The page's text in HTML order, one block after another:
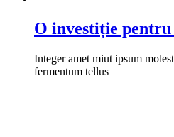
O investiție pentru
Integer amet miut ipsum
fermentum tellus